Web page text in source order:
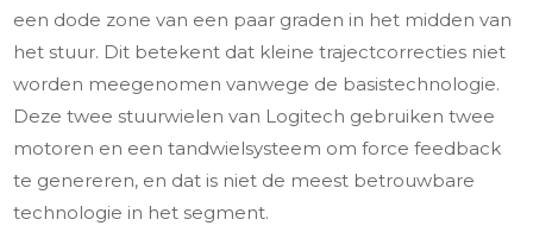
een dode zone van een paar graden in het midden van
het stuur. Dit betekent dat kleine trajectcorrecties niet
worden meegenomen vanwege de basistechnologie.
Deze twee stuurwielen van Logitech gebruiken twee
motoren en een tandwielsysteem om force feedback
te genereren, en dat is niet de meest betrouwbare
technologie in het segment.